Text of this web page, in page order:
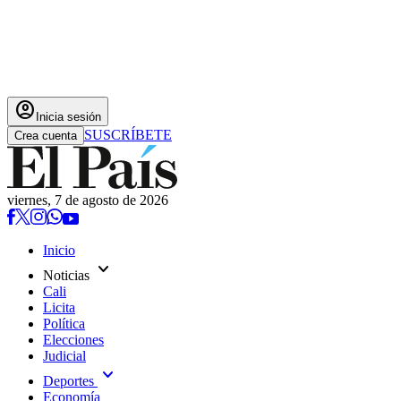
account_circle Inicia sesión
Crea cuenta SUSCRÍBETE
viernes, 7 de agosto de 2026
Inicio
Noticias expand_more
Cali
Licita
Política
Elecciones
Judicial
Deportes expand_more
Economía